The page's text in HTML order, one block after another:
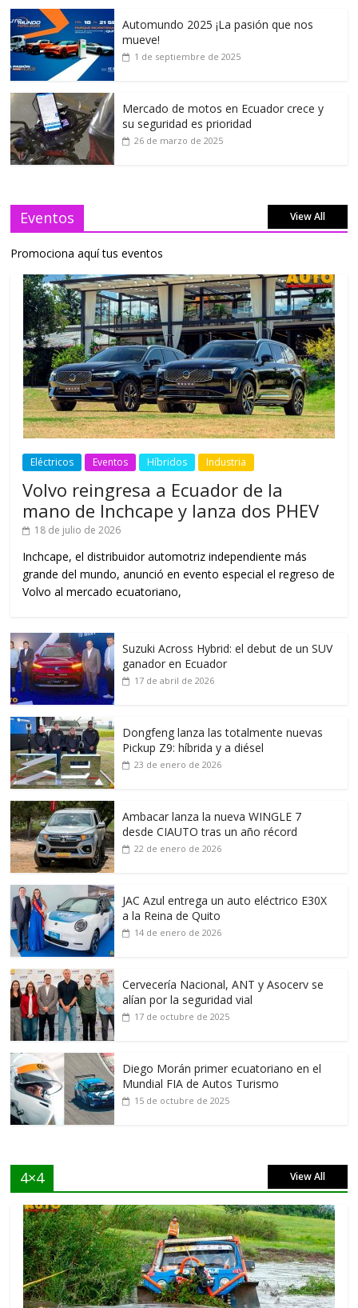
Automundo 2025 ¡La pasión que nos
mueve!
1 de septiembre de 2025
Mercado de motos en Ecuador crece y
su seguridad es prioridad
26 de marzo de 2025
Eventos View All
Promociona aquí tus eventos
Eléctricos Eventos Híbridos Industria
Volvo reingresa a Ecuador de la
mano de Inchcape y lanza dos PHEV
18 de julio de 2026
Inchcape, el distribuidor automotriz independiente más
grande del mundo, anunció en evento especial el regreso de
Volvo al mercado ecuatoriano,
Suzuki Across Hybrid: el debut de un SUV
ganador en Ecuador
17 de abril de 2026
Dongfeng lanza las totalmente nuevas
Pickup Z9: híbrida y a diésel
23 de enero de 2026
Ambacar lanza la nueva WINGLE 7
desde CIAUTO tras un año récord
22 de enero de 2026
JAC Azul entrega un auto eléctrico E30X
a la Reina de Quito
14 de enero de 2026
Cervecería Nacional, ANT y Asocerv se
alían por la seguridad vial
17 de octubre de 2025
Diego Morán primer ecuatoriano en el
Mundial FIA de Autos Turismo
15 de octubre de 2025
4×4 View All